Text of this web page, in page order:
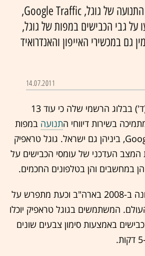
מהיום, שירות דיווחי התנועה של גוגל, Google Traffic,
על גבי הכבישים במפות של גוגל,
גם במכשירי האייפון והאנדרואיד
14.07.2011
פרסמה אתמול (ד') בבלוג הרשמי שלה כי עוד 13
בשירות דיווחי התנועה במפות
של גוגל, Google Traffic, ביניהן גם ישראל. גוגל טראפיק
המצב העדכני של עומסי הכבישים על
במחשבים והן בטלפונים החכמים.
השירות הושק לראשונה ב-2008 בארה"ב וכעת מתפרש על
העולם. המשתמשים בגוגל טראפיק יוכלו
באמצעות סימון צבעים שונים